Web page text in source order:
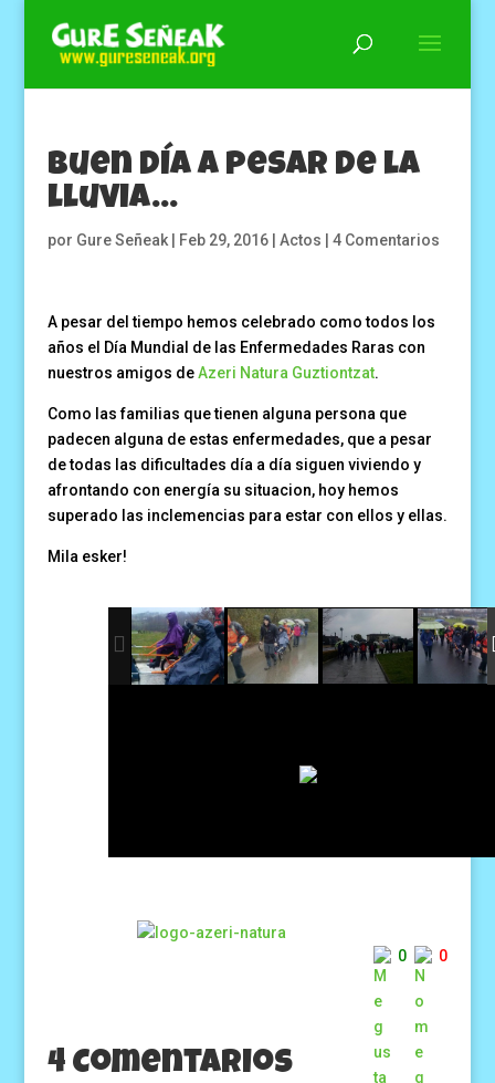
Buen día a pesar de la
lluvia…
por Gure Señeak| Feb 29, 2016| Actos 4 Comentarios
A pesar del tiempo hemos celebrado como todos los
años el Día Mundial de las Enfermedades Raras con
nuestros amigos deAzeri Natura Guztiontzat.
Como las familias que tienen alguna persona que
padecen alguna de estas enfermedades, que a pesar
de todas las dificultades día a día siguen viviendo y
afrontando con energía su situacion, hoy hemos
superado las inclemencias para estar con ellos y ellas.
Mila esker!
0 0
4 Comentarios